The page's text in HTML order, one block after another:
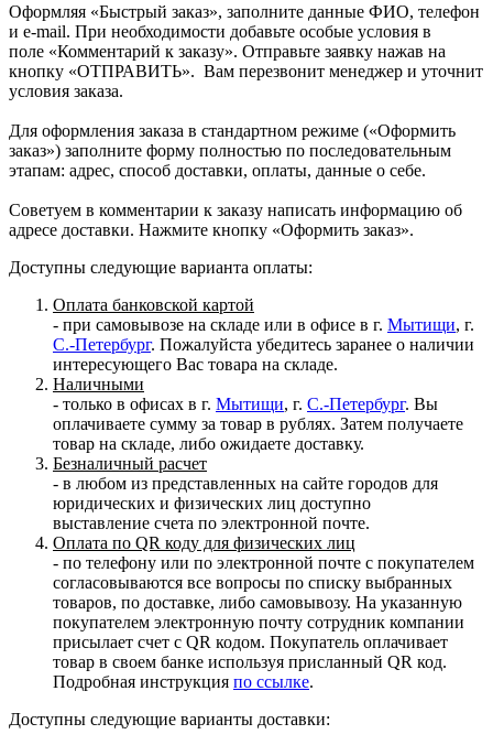
Оформляя «Быстрый заказ», заполните данные ФИО, телефон
и e-mail. При необходимости добавьте особые условия в
поле «Комментарий к заказу». Отправьте заявку нажав на
кнопку «ОТПРАВИТЬ». Вам перезвонит менеджер и уточнит
условия заказа.
Для оформления заказа в стандартном режиме («Оформить
заказ») заполните форму полностью по последовательным
этапам: адрес, способ доставки, оплаты, данные о себе.
Советуем в комментарии к заказу написать информацию об
адресе доставки. Нажмите кнопку «Оформить заказ».
Доступны следующие варианта оплаты:
Оплата банковской картой
- при самовывозе на складе или в офисе в г. Мытищи, г.
С.-Петербург. Пожалуйста убедитесь заранее о наличии
интересующего Вас товара на складе.
Наличными
- только в офисах в г. Мытищи, г. С.-Петербург. Вы
оплачиваете сумму за товар в рублях. Затем получаете
товар на складе, либо ожидаете доставку.
Безналичный расчет
- в любом из представленных на сайте городов для
юридических и физических лиц доступно
выставление счета по электронной почте.
Оплата по QR коду для физических лиц
- по телефону или по электронной почте с покупателем
согласовываются все вопросы по списку выбранных
товаров, по доставке, либо самовывозу. На указанную
покупателем электронную почту сотрудник компании
присылает счет с QR кодом. Покупатель оплачивает
товар в своем банке используя присланный QR код.
Подробная инструкция по ссылке.
Доступны следующие варианты доставки: